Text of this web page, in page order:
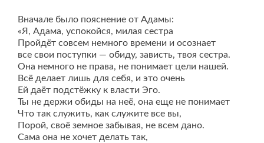
Вначале было пояснение от Адамы:
«Я, Адама, успокойся, милая сестра
Пройдёт совсем немного времени и осознает
все свои поступки — обиду, зависть, твоя сестра.
Она немного не права, не понимает цели нашей.
Всё делает лишь для себя, и это очень
Ей даёт подстёжку к власти Эго.
Ты не держи обиды на неё, она еще не понимает
Что так служить, как служите все вы,
Порой, своё земное забывая, не всем дано.
Сама она не хочет делать так,